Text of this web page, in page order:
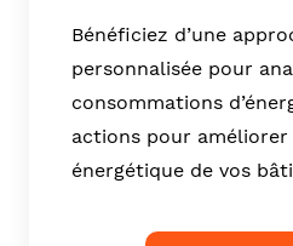
Bénéficiez d’une
personnalisée pour
consommations
actions pour améliorer
énergétique de vos